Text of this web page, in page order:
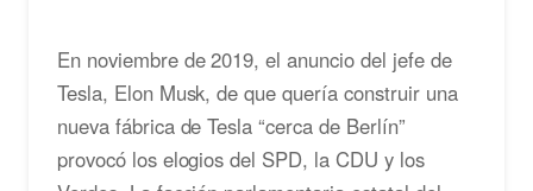
En noviembre de 2019, el anuncio del jefe de
Tesla, Elon Musk, de que quería construir una
nueva fábrica de Tesla “cerca de Berlín”
provocó los elogios del SPD, la CDU y los